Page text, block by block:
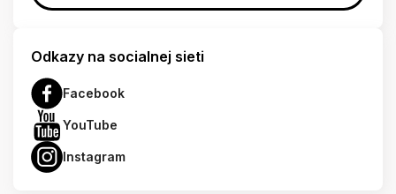
Odkazy na socialnej sieti
Facebook
YouTube
Instagram